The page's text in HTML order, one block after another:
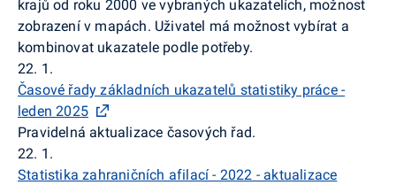
krajů od roku 2000 ve vybraných ukazatelích, možnost
zobrazení v mapách. Uživatel má možnost vybírat a
kombinovat ukazatele podle potřeby.
22. 1.
Časové řady základních ukazatelů statistiky práce -
leden 2025
Pravidelná aktualizace časových řad.
22. 1.
Statistika zahraničních afilací - 2022 - aktualizace